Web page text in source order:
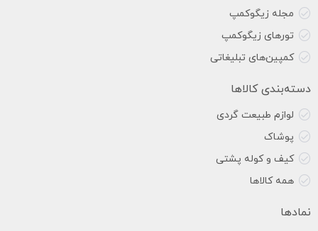
مجله زیگوکمپ
تورهای زیگوکمپ
کمپین‌های تبلیغاتی
دسته‌بندی کالاها
لوازم طبیعت گردی
پوشاک
کیف و کوله پشتی
همه کالاها
نمادها